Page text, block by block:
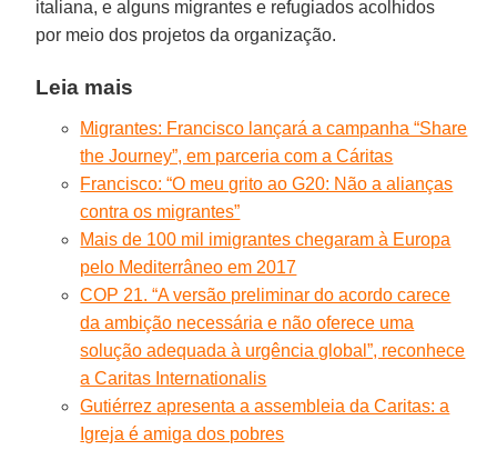
italiana, e alguns migrantes e refugiados acolhidos
por meio dos projetos da organização.
Leia mais
Migrantes: Francisco lançará a campanha “Share
the Journey”, em parceria com a Cáritas
Francisco: “O meu grito ao G20: Não a alianças
contra os migrantes”
Mais de 100 mil imigrantes chegaram à Europa
pelo Mediterrâneo em 2017
COP 21. “A versão preliminar do acordo carece
da ambição necessária e não oferece uma
solução adequada à urgência global”, reconhece
a Caritas Internationalis
Gutiérrez apresenta a assembleia da Caritas: a
Igreja é amiga dos pobres